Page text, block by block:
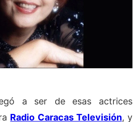
a ser de esas actrices
Radio Caracas Televisión, y